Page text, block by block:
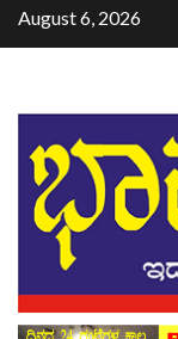
August 6, 2026